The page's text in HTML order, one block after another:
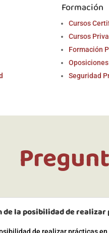
Formación
Cursos
Cursos
Formación
Oposiciones
Seguridad
de la posibilidad de
de realizar prácticas